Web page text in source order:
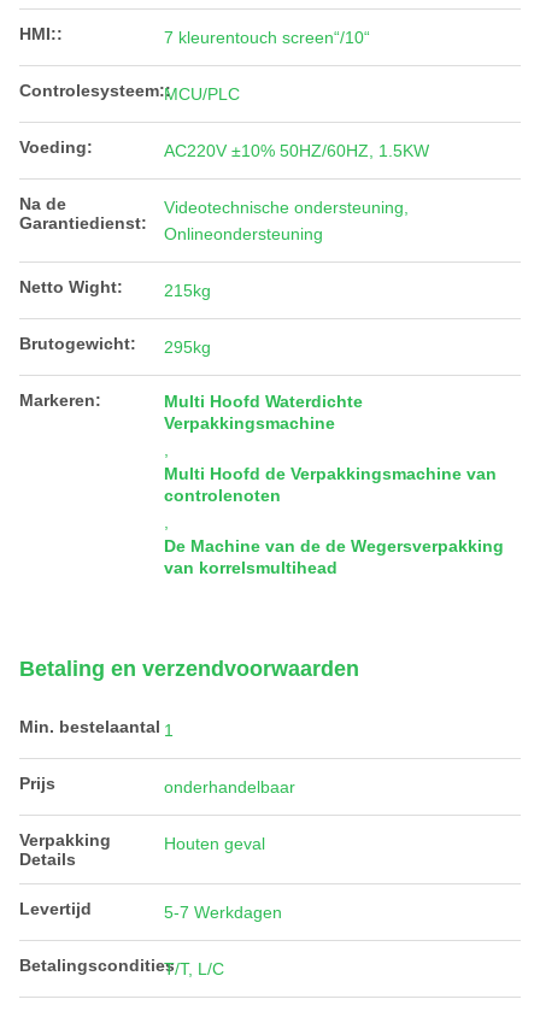
HMI:: 7 kleurentouch screen“/10“
Controlesysteem::MCU/PLC
Voeding: AC220V ±10% 50HZ/60HZ, 1.5KW
Na de
Garantiedienst:
Videotechnische ondersteuning,
Onlineondersteuning
Netto Wight: 215kg
Brutogewicht: 295kg
Markeren:
Multi Hoofd Waterdichte
Verpakkingsmachine
Multi Hoofd de Verpakkingsmachine van
controlenoten
De Machine van de de Wegersverpakking
van korrelsmultihead
Betaling en verzendvoorwaarden
Min. bestelaantal 1
Prijs onderhandelbaar
Verpakking
Details
Houten geval
Levertijd 5-7 Werkdagen
BetalingsconditiesT/T, L/C